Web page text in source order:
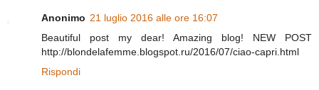
Anonimo 21 luglio 2016 alle ore 16:07
Beautiful post my dear! Amazing blog! NEW POST
http://blondelafemme.blogspot.ru/2016/07/ciao-capri.html
Rispondi